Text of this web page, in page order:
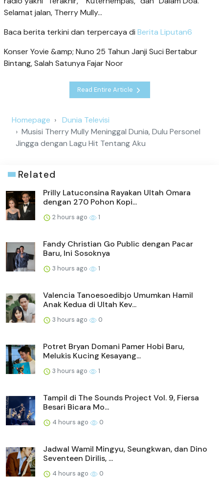
Selamat jalan, Therry Mully...
Baca berita terkini dan terpercaya di Berita Liputan6
Konser Yovie &amp; Nuno 25 Tahun Janji Suci Bertabur
Bintang, Salah Satunya Fajar Noor
Read Entire Article
Homepage
Dunia Televisi
Musisi Therry Mully Meninggal Dunia, Dulu Personel
Jingga dengan Lagu Hit Tentang Aku
Related
Prilly Latuconsina Rayakan Ultah Omara
dengan 270 Pohon Kopi...
2 hours ago 1
Fandy Christian Go Public dengan Pacar
Baru, Ini Sosoknya
3 hours ago 1
Valencia Tanoesoedibjo Umumkan Hamil
Anak Kedua di Ultah Kev...
3 hours ago 0
Potret Bryan Domani Pamer Hobi Baru,
Melukis Kucing Kesayang...
3 hours ago 1
Tampil di The Sounds Project Vol. 9, Fiersa
Besari Bicara Mo...
4 hours ago 0
Jadwal Wamil Mingyu, Seungkwan, dan Dino
Seventeen Dirilis, ...
4 hours ago 0